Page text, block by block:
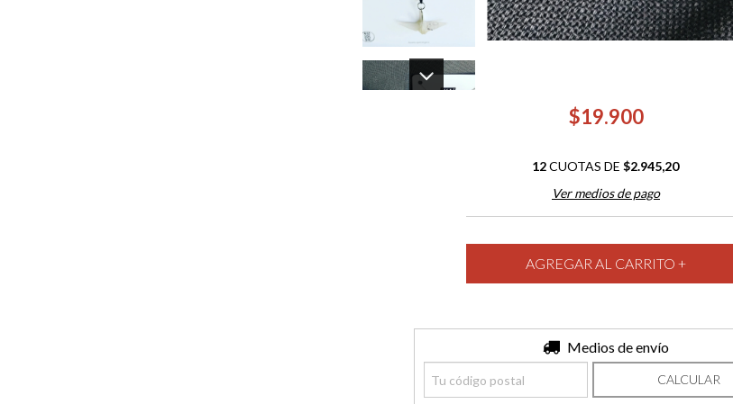
$19.900
12CUOTAS DE$2.945,20
Ver medios de pago
Medios de envío
CALCULAR